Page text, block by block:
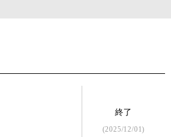
終了
(2025/12/01)